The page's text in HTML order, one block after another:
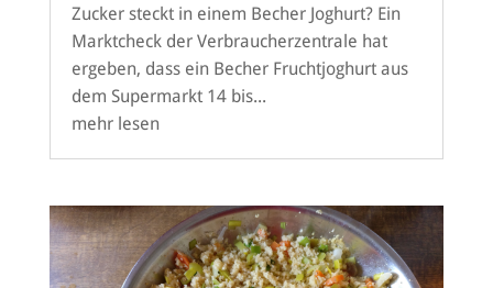
Zucker steckt in einem Becher Joghurt? Ein
Marktcheck der Verbraucherzentrale hat
ergeben, dass ein Becher Fruchtjoghurt aus
dem Supermarkt 14 bis...
mehr lesen